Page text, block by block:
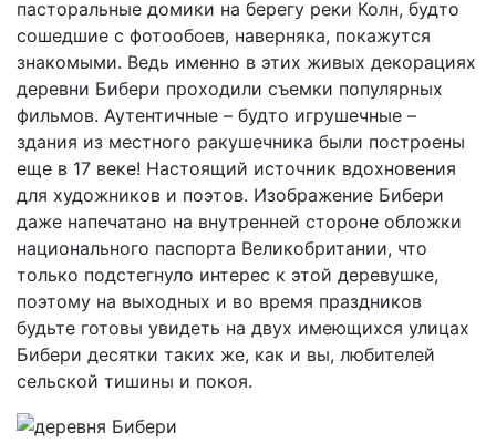
пасторальные домики на берегу реки Колн, будто
сошедшие с фотообоев, наверняка, покажутся
знакомыми. Ведь именно в этих живых декорациях
деревни Бибери проходили съемки популярных
фильмов. Аутентичные – будто игрушечные –
здания из местного ракушечника были построены
еще в 17 веке! Настоящий источник вдохновения
для художников и поэтов. Изображение Бибери
даже напечатано на внутренней стороне обложки
национального паспорта Великобритании, что
только подстегнуло интерес к этой деревушке,
поэтому на выходных и во время праздников
будьте готовы увидеть на двух имеющихся улицах
Бибери десятки таких же, как и вы, любителей
сельской тишины и покоя.